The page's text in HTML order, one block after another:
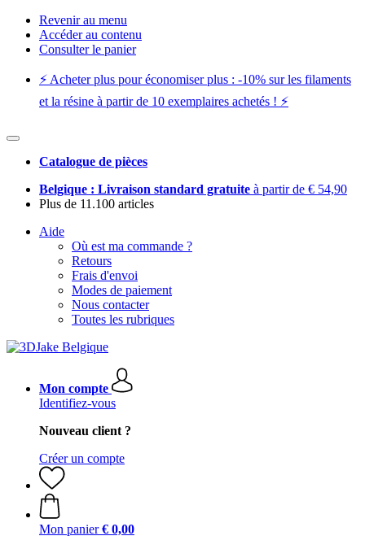
Revenir au menu
Accéder au contenu
Consulter le panier
⚡️ Acheter plus pour économiser plus : -10% sur les filaments
et la résine à partir de 10 exemplaires achetés ! ⚡️
Catalogue de pièces
Belgique : Livraison standard gratuite à partir de € 54,90
Plus de 11.100 articles
Aide
Où est ma commande ?
Retours
Frais d'envoi
Modes de paiement
Nous contacter
Toutes les rubriques
Mon compte
Identifiez-vous
Nouveau client ?
Créer un compte
Mon panier € 0,00